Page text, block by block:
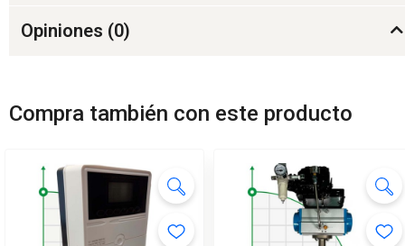
Opiniones (0)
Compra también con este producto